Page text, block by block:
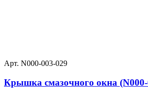
Арт. N000-003-029
Крышка смазочного окна (N000-